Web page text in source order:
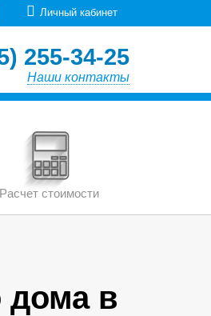
Личный кабинет
255-34-25
Наши контакты
Расчет стоимости
дома в